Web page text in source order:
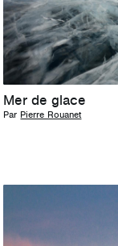
Mer de glace
Par Pierre Rouanet